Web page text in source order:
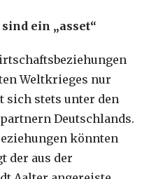
ein „asset“
Weltkrieges nur
sich stets unter den
Deutschlands.
könnten
der aus der